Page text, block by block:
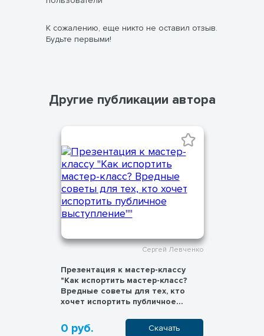
К сожалению, еще никто не оставил отзыв.
Будьте первыми!
Другие публикации автора
Сергей Левченко
Презентация к мастер-классу
"Как испортить мастер-класс?
Вредные советы для тех, кто
хочет испортить публичное
0 руб. Скачать